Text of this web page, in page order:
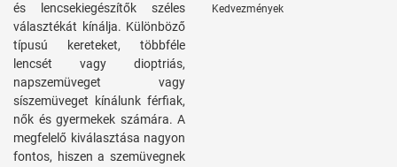
és lencsekiegészítők széles
választékát kínálja. Különböző
típusú kereteket, többféle
lencsét vagy dioptriás,
napszemüveget vagy
síszemüveget kínálunk férfiak,
nők és gyermekek számára. A
megfelelő kiválasztása nagyon
fontos, hiszen a szemüvegnek
Kedvezmények